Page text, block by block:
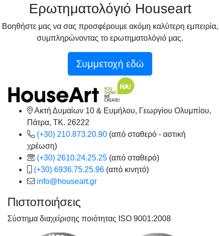
Ερωτηματολόγιό Houseart
Βοηθήστε μας να σας προσφέρουμε ακόμη καλύτερη εμπειρία,
συμπληρώνοντας το ερωτηματολόγιό μας.
Συμμετοχή εδώ
Ακτή Δυμαίων 10 & Ευμήλου, Γεωργίου Ολυμπίου,
Πάτρα, TK. 26222
(+30) 210.873.20.90 (από σταθερό - αστική
χρέωση)
(+30) 2610.24.25.25 (από σταθερό)
(+30) 6936.75.25.96 (από κινητό)
info@houseart.gr
Πιστοποιήσεις
Σύστημα διαχείρισης ποιότητας ISO 9001:2008